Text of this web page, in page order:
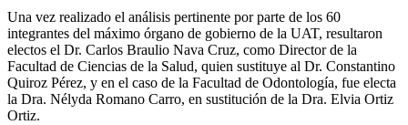
Una vez realizado el análisis pertinente por parte de los 60
integrantes del máximo órgano de gobierno de la UAT, resultaron
electos el Dr. Carlos Braulio Nava Cruz, como Director de la
Facultad de Ciencias de la Salud, quien sustituye al Dr. Constantino
Quiroz Pérez, y en el caso de la Facultad de Odontología, fue electa
la Dra. Nélyda Romano Carro, en sustitución de la Dra. Elvia Ortiz
Ortiz.